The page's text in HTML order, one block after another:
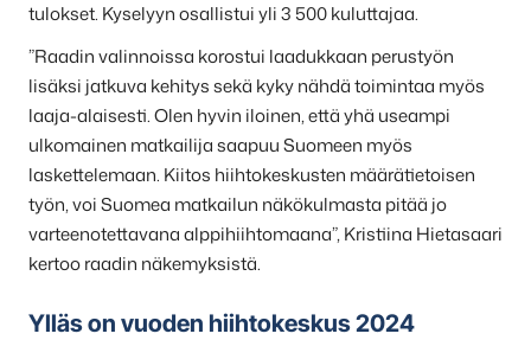
tulokset. Kyselyyn osallistui yli 3 500 kuluttajaa.
”Raadin valinnoissa korostui laadukkaan perustyön
lisäksi jatkuva kehitys sekä kyky nähdä toimintaa myös
laaja-alaisesti. Olen hyvin iloinen, että yhä useampi
ulkomainen matkailija saapuu Suomeen myös
laskettelemaan. Kiitos hiihtokeskusten määrätietoisen
työn, voi Suomea matkailun näkökulmasta pitää jo
varteenotettavana alppihiihtomaana”, Kristiina Hietasaari
kertoo raadin näkemyksistä.
Ylläs on vuoden hiihtokeskus 2024